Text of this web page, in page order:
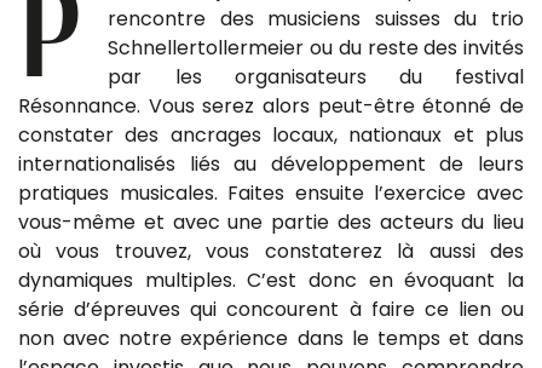
rencontre des musiciens suisses du trio
Schnellertollermeier ou du reste des invités
par les organisateurs du festival
Résonnance. Vous serez alors peut-être étonné de
constater des ancrages locaux, nationaux et plus
internationalisés liés au développement de leurs
pratiques musicales. Faites ensuite l’exercice avec
vous-même et avec une partie des acteurs du lieu
où vous trouvez, vous constaterez là aussi des
dynamiques multiples. C’est donc en évoquant la
série d’épreuves qui concourent à faire ce lien ou
non avec notre expérience dans le temps et dans